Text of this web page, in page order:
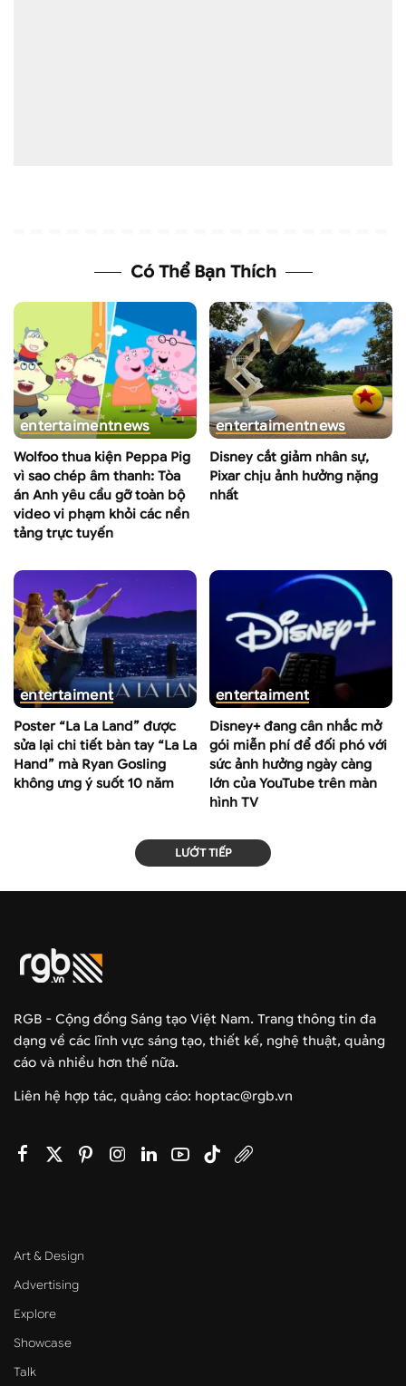
Có Thể Bạn Thích
entertaimentnews
Wolfoo thua kiện Peppa Pig
vì sao chép âm thanh: Tòa
án Anh yêu cầu gỡ toàn bộ
video vi phạm khỏi các nền
tảng trực tuyến
entertaimentnews
Disney cắt giảm nhân sự,
Pixar chịu ảnh hưởng nặng
nhất
entertaiment
Poster “La La Land” được
sửa lại chi tiết bàn tay “La La
Hand” mà Ryan Gosling
không ưng ý suốt 10 năm
entertaiment
Disney+ đang cân nhắc mở
gói miễn phí để đối phó với
sức ảnh hưởng ngày càng
lớn của YouTube trên màn
hình TV
LƯỚT TIẾP
RGB - Cộng đồng Sáng tạo Việt Nam. Trang thông tin đa
dạng về các lĩnh vực sáng tạo, thiết kế, nghệ thuật, quảng
cáo và nhiều hơn thế nữa.
Liên hệ hợp tác, quảng cáo: hoptac@rgb.vn
Art & Design
Advertising
Explore
Showcase
Talk